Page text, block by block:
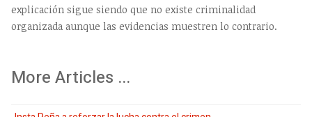
explicación sigue siendo que no existe criminalidad
organizada aunque las evidencias muestren lo contrario.
More Articles ...